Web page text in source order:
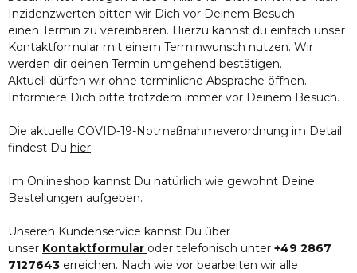
Inzidenzwerten bitten wir Dich vor Deinem Besuch
einen Termin zu vereinbaren. Hierzu kannst du einfach unser
Kontaktformular mit einem Terminwunsch nutzen. Wir
werden dir deinen Termin umgehend bestätigen.
Aktuell dürfen wir ohne terminliche Absprache öffnen.
Informiere Dich bitte trotzdem immer vor Deinem Besuch.
Die aktuelle COVID-19-Notmaßnahmeverordnung im Detail
findest Du hier.
Im Onlineshop kannst Du natürlich wie gewohnt Deine
Bestellungen aufgeben.
Unseren Kundenservice kannst Du über
unser Kontaktformular oder telefonisch unter +49 2867
7127643 erreichen. Nach wie vor bearbeiten wir alle